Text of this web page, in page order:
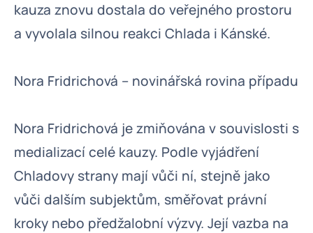
kauza znovu dostala do veřejného prostoru
a vyvolala silnou reakci Chlada i Kánské.
Nora Fridrichová – novinářská rovina případu
Nora Fridrichová je zmiňována v souvislosti s
medializací celé kauzy. Podle vyjádření
Chladovy strany mají vůči ní, stejně jako
vůči dalším subjektům, směřovat právní
kroky nebo předžalobní výzvy. Její vazba na